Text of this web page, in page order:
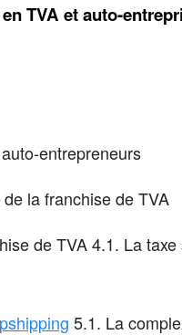
TVA et auto-
entrepreneurs
la franchise de TVA
de TVA 4.1. La
5.1. La